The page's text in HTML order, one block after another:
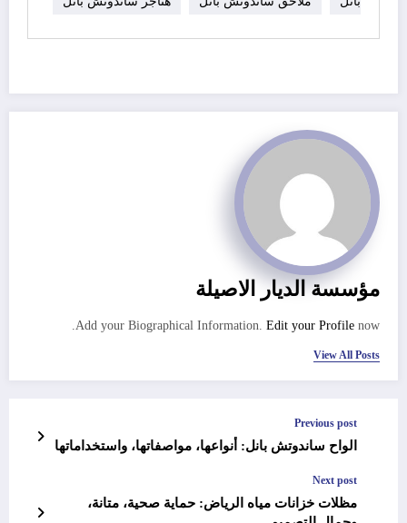
مؤسسة الديار الاصيلة
Add your Biographical Information. Edit your Profile now.
View All Posts
Previous post
الواح ساندوتش بانل: أنواعها، مواصفاتها، واستخداماتها
Next post
مظلات خزانات مياه الرياض: حماية صحية، متانة،